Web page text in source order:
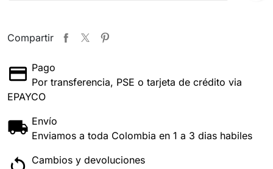
Compartir
Pago
Por transferencia, PSE o tarjeta de crédito via
EPAYCO
Envío
Enviamos a toda Colombia en 1 a 3 dias habiles
Cambios y devoluciones